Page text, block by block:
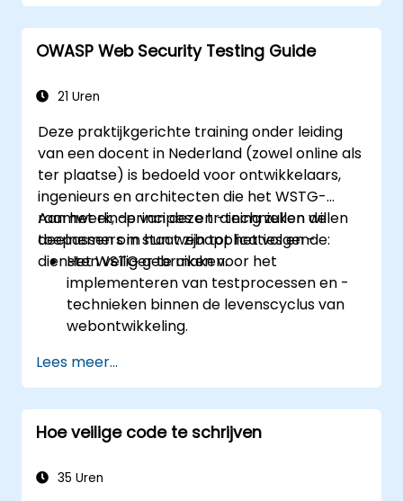
OWASP Web Security Testing Guide
21 Uren
Deze praktijkgerichte training onder leiding
van een docent in Nederland (zowel online als
ter plaatse) is bedoeld voor ontwikkelaars,
ingenieurs en architecten die het WSTG-
raamwerk, -principes en -technieken willen
toepassen om hun webapplicaties en -
diensten veiliger te maken.
Aan het einde van deze training zullen de
deelnemers in staat zijn tot het volgende:
Het WSTG gebruiken voor het
implementeren van testprocessen en -
technieken binnen de levenscyclus van
webontwikkeling.
het WSTG-raamwerk af te stemmen op
specifieke zakelijke behoeften.
Verschillende beveiligingstestmethoden
uitvoeren ter bescherming van
aanvallen.
Lees meer...
Hoe veilige code te schrijven
35 Uren